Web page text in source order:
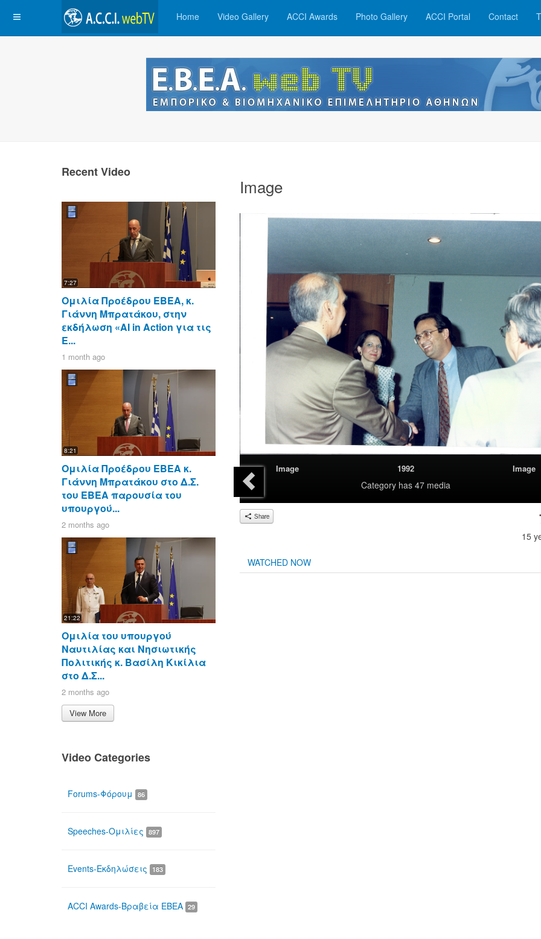
Home Video Gallery ACCI Awards Photo Gallery ACCI Portal Contact
Image
Image 1992
Categoryhas 47 media
Image
Share
15
WATCHED NOW
Recent Video
7:27
Ομιλία Προέδρου ΕΒΕΑ, κ.
Γιάννη Μπρατάκου, στην
εκδήλωση «AI in Action για τις
Ε...
1 month ago
8:21
Ομιλία Προέδρου ΕΒΕΑ κ.
Γιάννη Μπρατάκου στο Δ.Σ.
του ΕΒΕΑ παρουσία του
υπουργού...
2 months ago
21:22
Ομιλία του υπουργού
Ναυτιλίας και Νησιωτικής
Πολιτικής κ. Βασίλη Κικίλια
στο Δ.Σ...
2 months ago
View More
Video Categories
Forums-Φόρουμ 86
Speeches-Ομιλίες 897
Events-Εκδηλώσεις 183
ACCI Awards-Βραβεία ΕΒΕΑ 29